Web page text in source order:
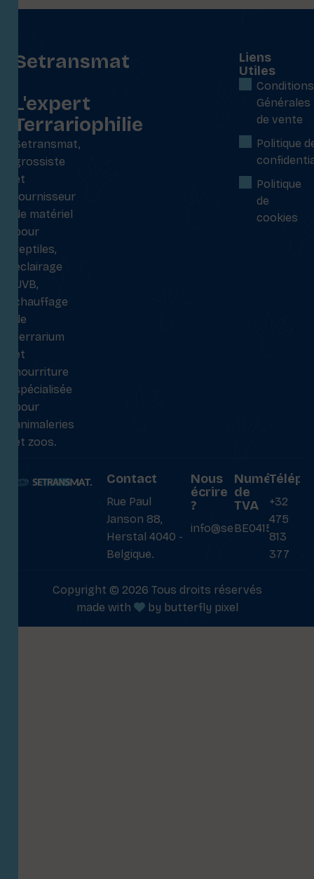
Setransmat
L'expert
Terrariophilie
Setransmat,
grossiste
et
fournisseur
de matériel
pour
reptiles,
éclairage
UVB,
chauffage
de
terrarium
et
nourriture
spécialisée
pour
animaleries
et zoos.
Liens
Utiles
Conditions
Générales
de vente
Politique
Politique
de
cookies
Contact
Rue Paul
Janson 88,
Herstal 4040 -
Belgique.
Nous
écrire
?
info@setransmat.com
Numéro
de
TVA
BE0415027069
+32
475
813
377
Copyright © 2026 Tous droits réservés
made with
by butterfly pixel